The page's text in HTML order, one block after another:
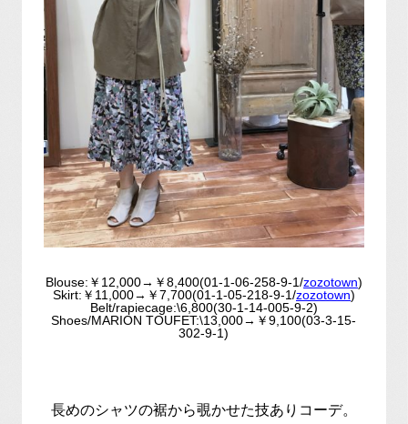
Blouse:￥12,000→￥8,400(01-1-06-258-9-1/zozotown)
Skirt:￥11,000→￥7,700(01-1-05-218-9-1/zozotown)
Belt/rapiecage:\6,800(30-1-14-005-9-2)
Shoes/MARION TOUFET:\13,000→￥9,100(03-3-15-
302-9-1)
長めのシャツの裾から覗かせた技ありコーデ。